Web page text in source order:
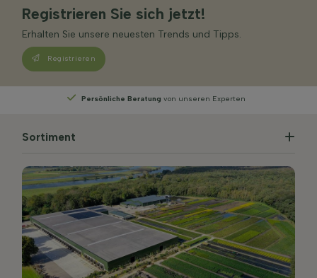
Registrieren Sie sich jetzt!
Erhalten Sie unsere neuesten Trends und Tipps.
Registrieren
von unseren Experten Wählen
Sortiment